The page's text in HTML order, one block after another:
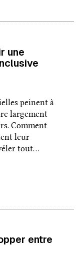
une
peinent à
largement
Comment
leur
tout…
entre